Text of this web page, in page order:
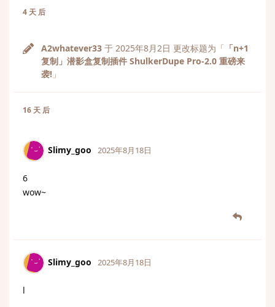
4 天 后
A2whatever33 于 2025年8月2日 更改标题为「 「n+1
复制」潜影盒复制插件 ShulkerDupe Pro-2.0 重磅来
袭! 」
16 天 后
Slimy_goo 2025年8月18日
6
wow~
Slimy_goo 2025年8月18日
l